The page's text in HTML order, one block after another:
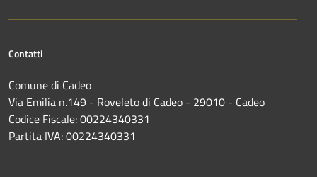
Contatti
Comune di Cadeo
Via Emilia n.149 - Roveleto di Cadeo - 29010 - Cadeo
Codice Fiscale: 00224340331
Partita IVA: 00224340331